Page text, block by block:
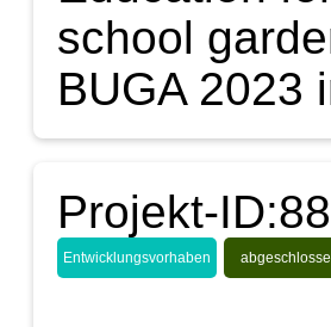
school
BUGA 2023
Projekt-
Entwicklungsvorhaben